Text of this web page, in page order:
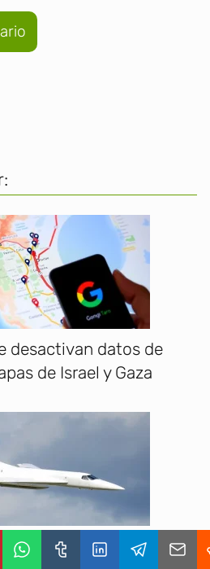
desactivan datos de
de Israel y Gaza
del Concorde,